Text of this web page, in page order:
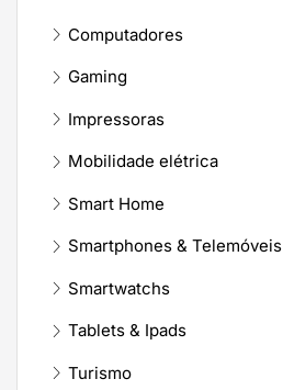
Computadores
Gaming
Impressoras
Mobilidade elétrica
Smart Home
Smartphones & Telemóveis
Smartwatchs
Tablets & Ipads
Turismo